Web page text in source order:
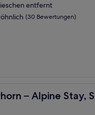
entfernt
(30 Bewertungen)
– Alpine Stay,
– Alpine Stay, Spa &